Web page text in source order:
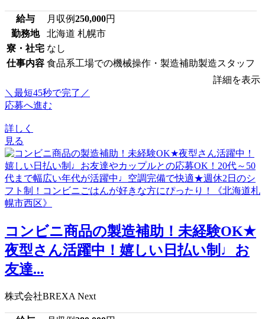
給与 月収例250,000円
勤務地
北海道 札幌市
寮・社宅 なし
仕事内容 食品系工場での機械操作・製造補助製造スタッフ
詳細を表示
＼最短45秒で完了／
応募へ進む
詳しく
見る
コンビニ商品の製造補助！未経験OK★
夜型さん活躍中！嬉しい日払い制♩お
友達...
株式会社BREXA Next